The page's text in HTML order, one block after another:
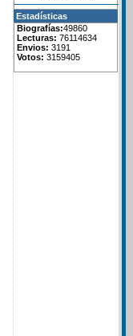
Estadísticas
Biografías:49860
Lecturas: 76114634
Envios: 3191
Votos: 3159405